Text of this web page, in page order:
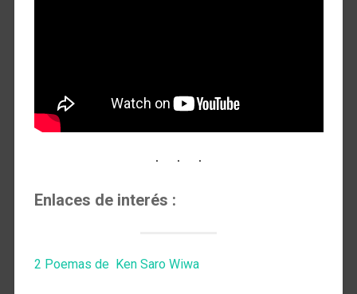
Enlaces de interés :
2 Poemas de Ken Saro Wiwa